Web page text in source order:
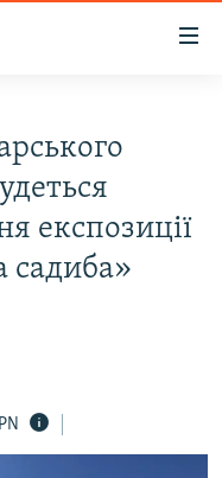
експозиції
садиба»